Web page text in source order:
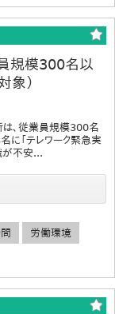
員規模300名以
象）
は、従業員規模300名
「テレワーク緊急実
が不安...
労働環境